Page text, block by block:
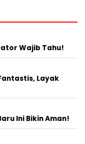
Wajib Tahu!
Layak
Ini Bikin Aman!